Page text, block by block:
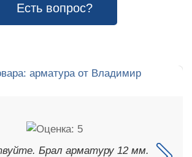
Есть вопрос?
Брал арматуру 12 мм.